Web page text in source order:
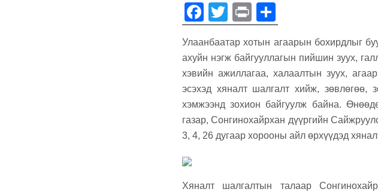
F
a
c
e
b
o
o
k
T
wi
tt
er
Pr
in
t
h
ar
e
Улаанбаатар хотын агаарын бохирдлыг
ахуйн нэгж байгууллагын пийшин зуух,
хэвийн ажиллагаа, халаалтын зуух,
эсэхэд хяналт шалгалт хийж, зөвлөгөө,
хэмжээнд зохион байгуулж байна.
газар, Сонгинохайрхан дүүргийн
3, 4, 26 дугаар хорооны айл өрхүүдэд
Хяналт шалгалтын талаар